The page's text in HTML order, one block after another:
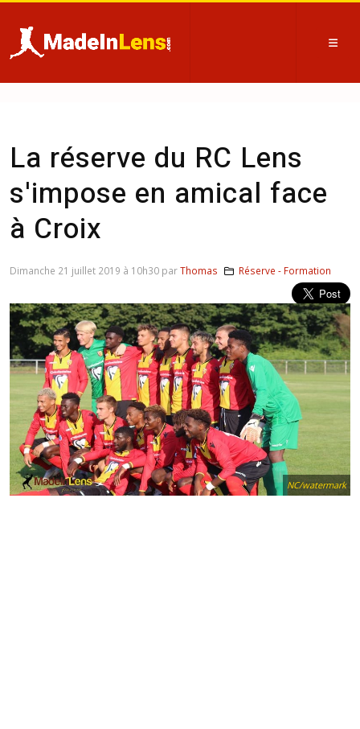
La réserve du RC Lens
s'impose en amical face
à Croix
NC/watermark
Dimanche 21 juillet 2019 à 10h30 parThomas Réserve - Formation